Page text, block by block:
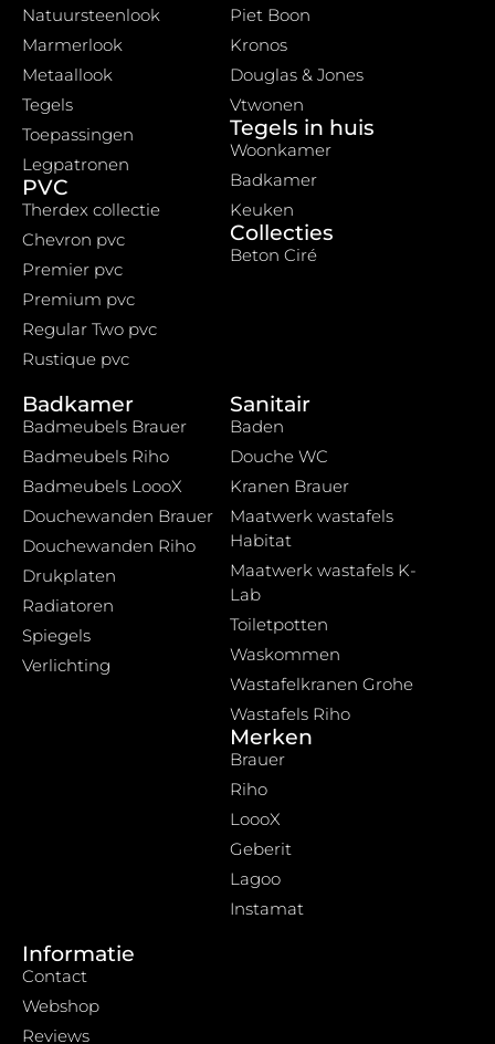
Natuursteenlook
Marmerlook
Metaallook
Tegels
Toepassingen
Legpatronen
PVC
Therdex collectie
Chevron pvc
Premier pvc
Premium pvc
Regular Two pvc
Rustique pvc
Piet Boon
Kronos
Douglas & Jones
Vtwonen
Tegels in huis
Woonkamer
Badkamer
Keuken
Collecties
Beton Ciré
Badkamer
Badmeubels Brauer
Badmeubels Riho
Badmeubels LoooX
Douchewanden Brauer
Douchewanden Riho
Drukplaten
Radiatoren
Spiegels
Verlichting
Sanitair
Baden
Douche WC
Kranen Brauer
Maatwerk wastafels
Habitat
Maatwerk wastafels K-
Lab
Toiletpotten
Waskommen
Wastafelkranen Grohe
Wastafels Riho
Merken
Brauer
Riho
LoooX
Geberit
Lagoo
Instamat
Informatie
Contact
Webshop
Reviews